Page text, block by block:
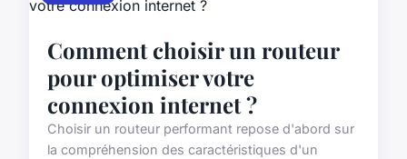
Comment choisir un routeur
pour optimiser votre
connexion internet ?
Choisir un routeur performant repose d'abord sur
la compréhension des caractéristiques d'un